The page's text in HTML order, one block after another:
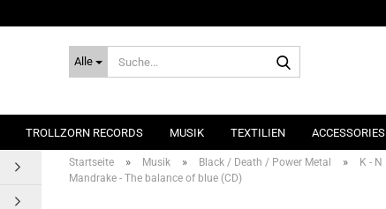
Alle
TROLLZORN RECORDS MUSIK TEXTILIEN ACCESSORIES
Startseite » Musik » Black / Death / Power Metal » K - N
Mandrake - The balance of blue (CD)